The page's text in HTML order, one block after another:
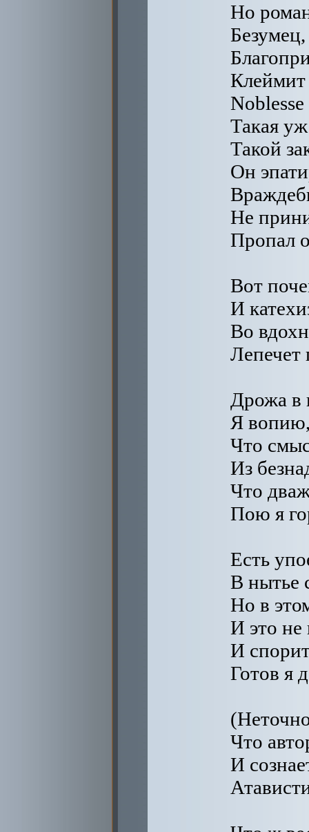
Но
Клеймит
Такая
Такой
Он
Не
Пропал
Вот
И
Во
Дрожа в
Я вопию,
Что
Из
Что
Пою я
Есть
В нытье
Но в
И это не
И
Готов я
Что
И